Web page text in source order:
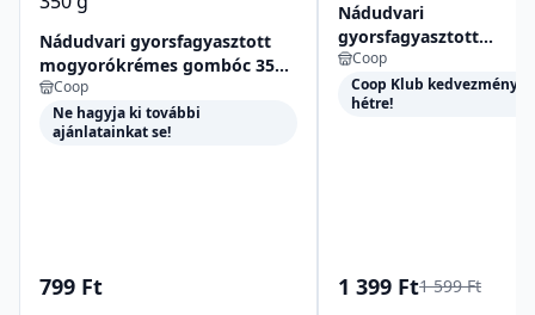
Nádudvari gyorsfagyasztott
mogyorókrémes gombóc 350
gCoop
Ne hagyja ki további
ajánlatainkat se!
799 Ft
Nádudvari
gyorsfagyasztott
rántott camembert sajt
350 g
Coop
Coop Klub
hétre!
1 399 Ft1 599 Ft